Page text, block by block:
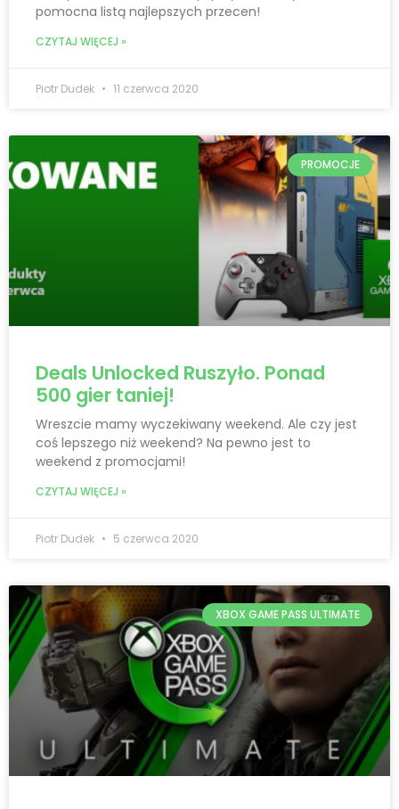
pomocna listą najlepszych przecen!
CZYTAJ WIĘCEJ »
Piotr Dudek 11 czerwca 2020
PROMOCJE
Deals Unlocked Ruszyło. Ponad
500 gier taniej!
Wreszcie mamy wyczekiwany weekend. Ale czy jest
coś lepszego niż weekend? Na pewno jest to
weekend z promocjami!
CZYTAJ WIĘCEJ »
Piotr Dudek 5 czerwca 2020
XBOX GAME PASS ULTIMATE